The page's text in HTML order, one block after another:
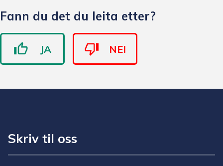
Fann du det du leita etter?
JA NEI
Skriv til oss